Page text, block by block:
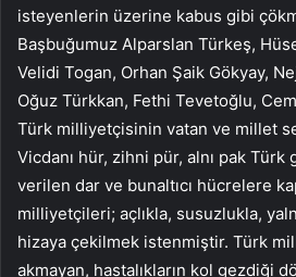
isteyenlerin üzerine kabus gibi
Başbuğumuz Alparslan Türkeş,
Velidi Togan, Orhan Şaik Gökyay,
Oğuz Türkkan, Fethi Tevetoğlu,
Türk milliyetçisinin vatan ve millet
Vicdanı hür, zihni pür, alnı pak Türk
verilen dar ve bunaltıcı hücrelere
milliyetçileri; açlıkla, susuzlukla,
hizaya çekilmek istenmiştir. Türk
akmayan, hastalıkların kol gezdiği